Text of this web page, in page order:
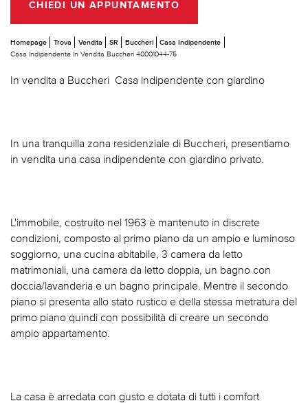
CHIEDI UN APPUNTAMENTO
Homepage Trova Vendita SR Buccheri
Casa Indipendente
Casa Indipendente In Vendita Buccheri 40001044-75
In vendita a Buccheri  Casa indipendente con giardino
In una tranquilla zona residenziale di Buccheri, presentiamo
in vendita una casa indipendente con giardino privato.
L'immobile, costruito nel 1963 è mantenuto in discrete
condizioni, composto al primo piano da un ampio e luminoso
soggiorno, una cucina abitabile, 3 camera da letto
matrimoniali, una camera da letto doppia, un bagno con
doccia/lavanderia e un bagno principale. Mentre il secondo
piano si presenta allo stato rustico e della stessa metratura del
primo piano quindi con possibilità di creare un secondo
ampio appartamento.
La casa è arredata con gusto e dotata di tutti i comfort